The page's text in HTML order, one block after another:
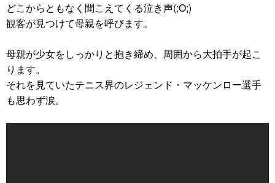
どこからともなく聞こえてくる泣き声(;O;)
観客が見つけて母親を呼びます。
母親が少女をしっかりと抱き締め、周囲から大拍手が起こ
ります。
それを見ていたテニス界のレジェンド・マッケンロー選手
も思わず涙。